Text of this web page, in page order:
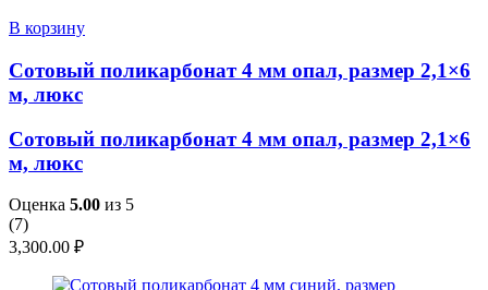
В корзину
Сотовый поликарбонат 4 мм опал, размер 2,1×6
м, люкс
Сотовый поликарбонат 4 мм опал, размер 2,1×6
м, люкс
Оценка 5.00 из 5
(7)
3,300.00 ₽